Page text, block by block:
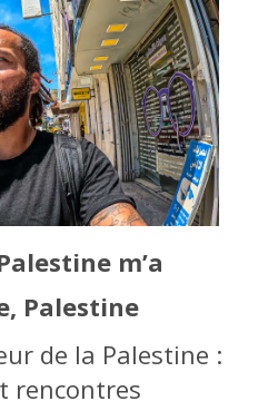
m’a
Palestine
de la Palestine :
rencontres